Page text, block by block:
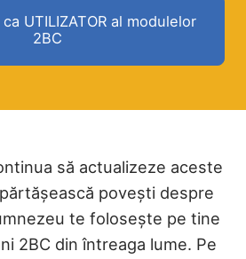
ca UTILIZATOR al modulelor
2BC
să actualizeze aceste
povești despre
te folosește pe tine
2BC din întreaga lume. Pe